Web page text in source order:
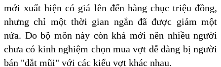
mới xuất hiện có giá lên đến hàng chục triệu đồng,
nhưng chỉ một thời gian ngắn đã được giảm một
nửa. Do bộ môn này còn khá mới nên nhiều người
chưa có kinh nghiệm chọn mua vợt dễ dàng bị người
bán "dắt mũi" với các kiểu vợt khác nhau.